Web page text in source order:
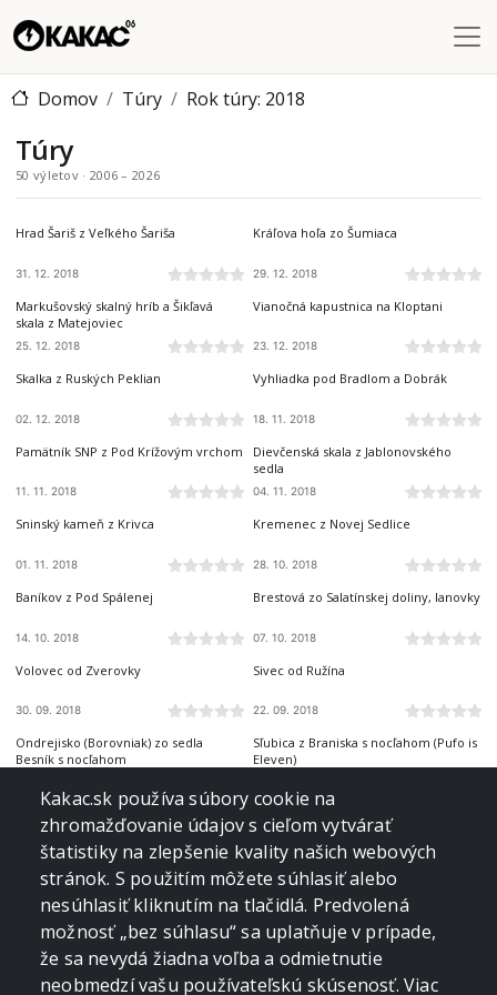
Domov Túry Rok túry: 2018
Túry
50 výletov · 2006 – 2026
ŠARIŠ
Hrad Šariš z Veľkého Šariša
31. 12. 2018
NÍZKE TATRY
Kráľova hoľa zo Šumiaca
29. 12. 2018
VOLOVSKÉ VRCHY
Markušovský skalný hríb a Šikľavá
skala z Matejoviec
25. 12. 2018
VOLOVSKÉ VRCHY
Vianočná kapustnica na Kloptani
23. 12. 2018
ČIERNA HORA
Skalka z Ruských Peklian
02. 12. 2018
SLANSKÉ VRCHY
Vyhliadka pod Bradlom a Dobrák
18. 11. 2018
LEVOČSKÉ VRCHY
Pamätník SNP z Pod Krížovým vrchom
11. 11. 2018
SLOVENSKÝ KRAS
Dievčenská skala z Jablonovského
sedla
04. 11. 2018
VIHORLATSKÉ VRCHY
Sninský kameň z Krivca
01. 11. 2018
BUKOVSKÉ VRCHY
Kremenec z Novej Sedlice
28. 10. 2018
ZÁPADNÉ TATRY
Baníkov z Pod Spálenej
14. 10. 2018
ZÁPADNÉ TATRY
Brestová zo Salatínskej doliny, lanovky
07. 10. 2018
ZÁPADNÉ TATRY
Volovec od Zverovky
30. 09. 2018
ČIERNA HORA
Sivec od Ružína
22. 09. 2018
SLOVENSKÝ RAJ
Ondrejisko (Borovniak) zo sedla
Besník s nocľahom
BRANISKO A BACHUREŇ
Sľubica z Braniska s nocľahom (Pufo is
Eleven)
Stoh zo Snilovského sedla
31. 08. 2018
Babia hora z Pasekov
30. 08. 2018
ORAVSKÉ BESKYDY
Pilsko zo sedla Hliny
29. 08. 2018
NÍZKE TATRY
Ohnište z Nižnej Boce
19. 08. 2018
NÍZKE TATRY
Čučoriedkový deň a Panská hoľa z
Pred Soľankou
ZÁPADNÉ TATRY
Małołączniak a Kopa Kondracka z Kiry
Kakac.sk používa súbory cookie na
zhromažďovanie údajov s cieľom vytvárať
štatistiky na zlepšenie kvality našich webových
stránok. S použitím môžete súhlasiť alebo
nesúhlasiť kliknutím na tlačidlá. Predvolená
možnosť „bez súhlasu“ sa uplatňuje v prípade,
že sa nevydá žiadna voľba a odmietnutie
neobmedzí vašu používateľskú skúsenosť. Viac